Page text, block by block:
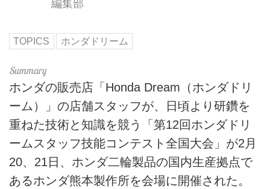
編集部
TOPICS ホンダドリーム
ホンダの販売店「Honda Dream（ホンダドリ
ーム）」の店舗スタッフが、日頃より研鑽を
重ねた技術と知識を競う「第12回ホンダドリ
ームスタッフ技能コンテスト全国大会」が2月
20、21日、ホンダ二輪製品の国内生産拠点で
あるホンダ熊本製作所を会場に開催された。